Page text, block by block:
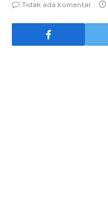
Tidak ada komentar